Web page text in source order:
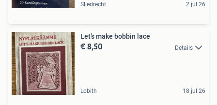
Sliedrecht 2 jul 26
Let’s make bobbin lace
€ 8,50 Details
Lobith 18 jul 26